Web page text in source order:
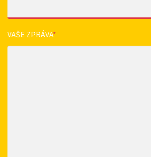
VAŠE ZPRÁVA*